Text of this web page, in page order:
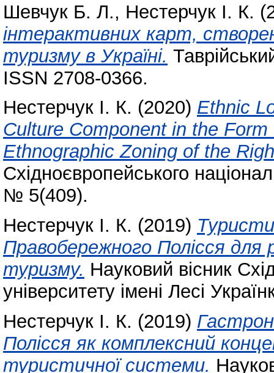
Шевчук Б. Л., Нестерчук І. К.
інтерактивних карт,
туризму в Україні.
ISSN 2708-0366.
Нестерчук І. К. (2020) Ethnic
Culture Component in the
Ethnographic Zoning of the
Східноєвропейського
№ 5(409).
Нестерчук І. К. (2019)
Правобережного Полісся для
туризму. Науковий вісник
університету імені Лесі
Нестерчук І. К. (2019)
Полісся як комплексний
туристичної системи.